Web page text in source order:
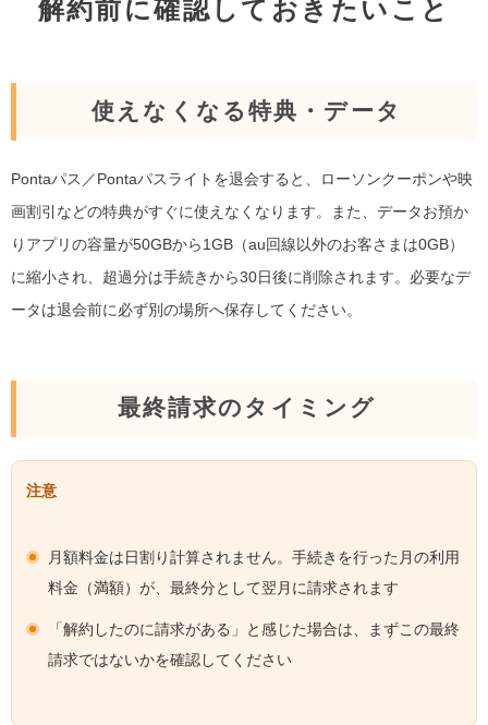
解約前に確認しておきたいこと
使えなくなる特典・データ
Pontaパス／Pontaパスライトを退会すると、ローソンクーポンや映
画割引などの特典がすぐに使えなくなります。また、データお預か
りアプリの容量が50GBから1GB（au回線以外のお客さまは0GB）
に縮小され、超過分は手続きから30日後に削除されます。必要なデ
ータは退会前に必ず別の場所へ保存してください。
最終請求のタイミング
注意
月額料金は日割り計算されません。手続きを行った月の利用
料金（満額）が、最終分として翌月に請求されます
「解約したのに請求がある」と感じた場合は、まずこの最終
請求ではないかを確認してください